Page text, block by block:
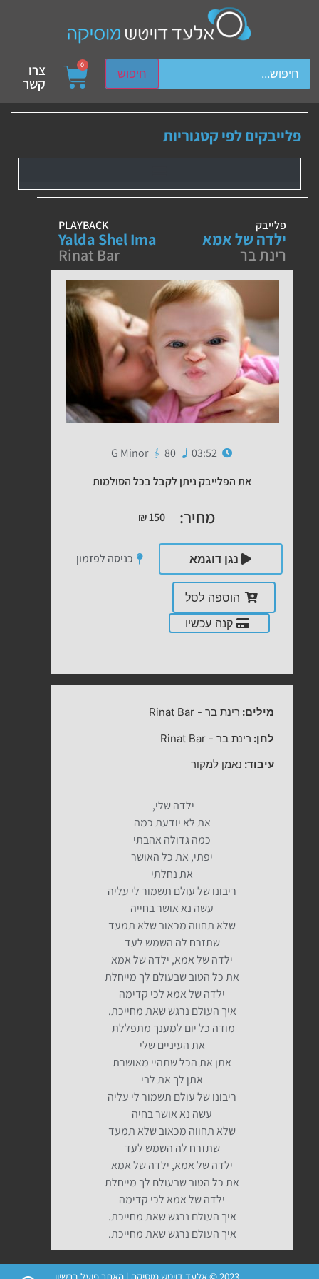
חיפוש
device users, explore by touch or with swipe gestures.
0 צרו
קשר
פלייבקים לפי קטגוריות
פלייבק
ילדה של אמא
רינת בר
PLAYBACK
Yalda Shel Ima
Rinat Bar
03:52
80
G Minor
את הפלייבק ניתן לקבל בכל הסולמות
מחיר: ₪150
נגן דוגמא כניסה לפזמון
הוספה לסל
קנה עכשיו
מילים: רינת בר -
Rinat Bar
לחן: רינת בר -
Rinat Bar
עיבוד: נאמן למקור
ילדה שלי,
את לא יודעת כמה
כמה גדולה אהבתי
יפתי, את כל האושר
את נחלתי
ריבונו של עולם תשמור לי עליה
עשה נא אושר בחייה
שלא תחווה מכאוב שלא תמעד
שתזרח לה השמש לעד
ילדה של אמא, ילדה של אמא
את כל הטוב שבעולם לך מייחלת
ילדה של אמא לכי קדימה
איך העולם נרגש שאת מחייכת.
מודה כל יום למענך מתפללת
את העיניים שלי
אתן את הכל שתהיי מאושרת
אתן לך את לבי
ריבונו של עולם תשמור לי עליה
עשה נא אושר בחיה
שלא תחווה מכאוב שלא תמעד
שתזרח לה השמש לעד
ילדה של אמא, ילדה של אמא
את כל הטוב שבעולם לך מייחלת
ילדה של אמא לכי קדימה
איך העולם נרגש שאת מחייכת.
איך העולם נרגש שאת מחייכת.
2023 © אלעד דויטש מוסיקה | האתר פועל ברשיון